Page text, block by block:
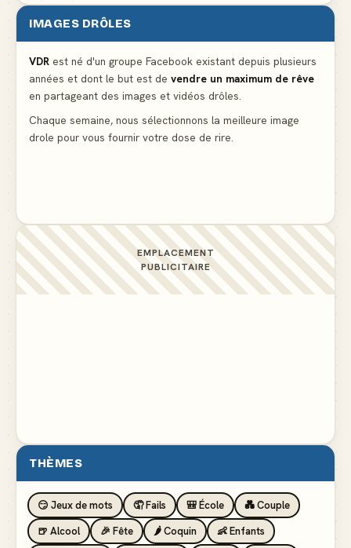
Partager l'addition alors que vous n'avez pris
Le mendiant revient avec un livre de cuisine
IMAGES DRÔLES
VDR est né d'un groupe Facebook existant depuis plusieurs
années et dont le but est de vendre un maximum de rêve
en partageant des images et vidéos drôles.
Chaque semaine, nous sélectionnons la meilleure image
drole pour vous fournir votre dose de rire.
EMPLACEMENT
PUBLICITAIRE
THÈMES
😏 Jeux de mots 🤦 Fails 🎒 École
💑 Couple
🍺 Alcool
🎉 Fête 🌶️ Coquin
👶 Enfants